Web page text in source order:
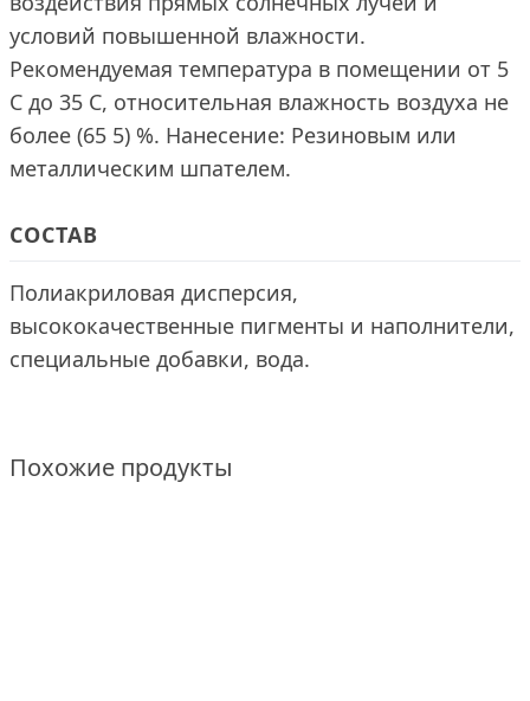
условий повышенной влажности.
Рекомендуемая температура в помещении от 5
С до 35 С, относительная влажность воздуха не
более (65 5) %. Нанесение: Резиновым или
металлическим шпателем.
СОСТАВ
Полиакриловая дисперсия,
высококачественные пигменты и наполнители,
специальные добавки, вода.
Похожие продукты